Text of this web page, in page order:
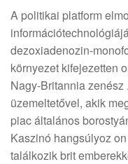
A politikai platform
dezoxiadenozin-
környezet kifejezetten
Nagy-Britannia
üzemeltetővel, akik
piac általános
Kaszinó hangsúlyoz
találkozik brit